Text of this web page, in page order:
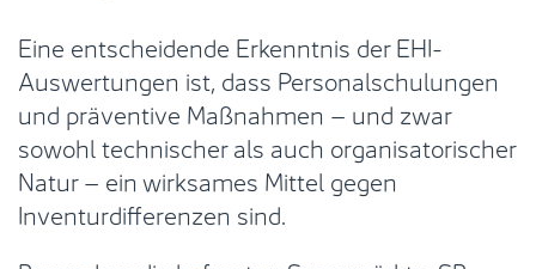
Eine entscheidende Erkenntnis der EHI-
Auswertungen ist, dass Personalschulungen
und präventive Maßnahmen – und zwar
sowohl technischer als auch organisatorischer
Natur – ein wirksames Mittel gegen
Inventurdifferenzen sind.